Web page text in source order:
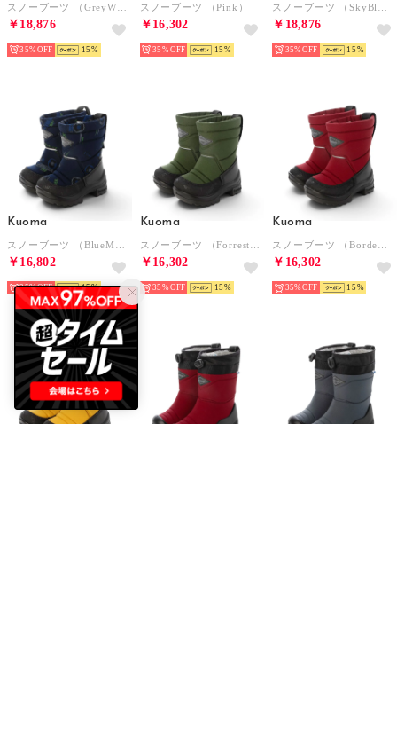
￥18,876
35% 15
スノーブーツ （Pink）
￥16,302
35% 15
￥18,876
35% 15
Kuoma
￥16,802
35% 15
Kuoma
￥16,302
35% 15
Kuoma
￥16,302
35% 15